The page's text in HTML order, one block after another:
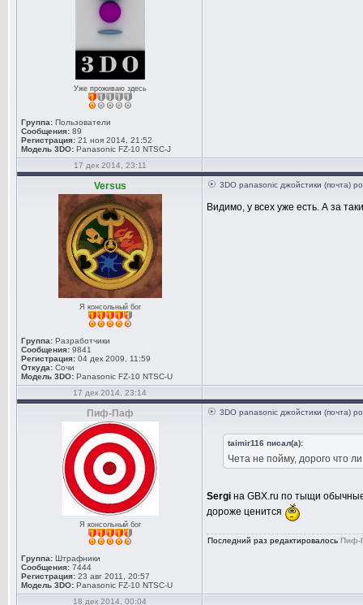
Уже проживаю здесь
Группа: Пользователи
Сообщения: 89
Регистрация: 21 ноя 2014, 21:52
Модель 3DO: Panasonic FZ-10 NTSC-J
17 дек 2014, 23:11
Versus
Я консольный бог
Группа: Разработчики
Сообщения: 9841
Регистрация: 04 дек 2009, 11:59
Откуда: Сочи
Модель 3DO: Panasonic FZ-10 NTSC-U
3DO panasonic джойстики (почта)
Видимо, у всех уже есть. А за
17 дек 2014, 23:14
Пиф-Паф
Я консольный бог
Группа: Штрафники
Сообщения: 7444
Регистрация: 23 авг 2011, 20:57
Модель 3DO: Panasonic FZ-10 NTSC-U
3DO panasonic джойстики (почта)
taimir116 писал(а):
Чета не пойму, дорого что ли
Sergi на GBХ.ru по тыщи обычные
дороже ценится
Последний раз редактировалось Пиф-
18 дек 2014, 00:04